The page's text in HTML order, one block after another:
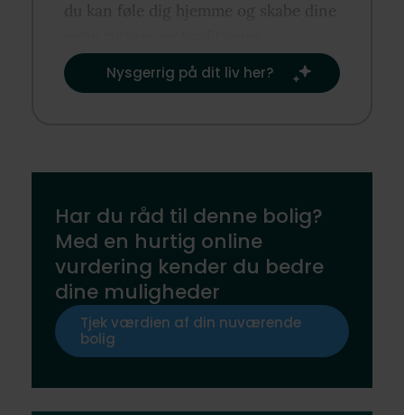
du kan føle dig hjemme og skabe dine
Nysgerrig på dit liv her?​
Har du råd til denne bolig?
Med en hurtig online
vurdering kender du bedre
dine muligheder
Tjek værdien af din nuværende
bolig